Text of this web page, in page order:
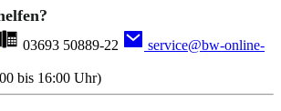
03693 50889-22
service@bw-online-
bis 16:00 Uhr)